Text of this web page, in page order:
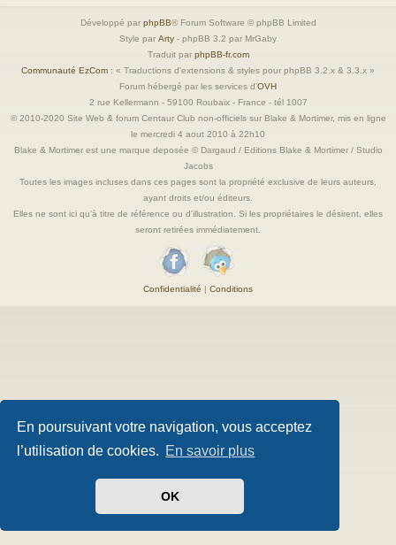
En poursuivant votre navigation, vous acceptez
l’utilisation de cookies. En savoir plus
OK
Développé par phpBB® Forum Software © phpBB Limited
Style par Arty - phpBB 3.2 par MrGaby
Traduit par phpBB-fr.com
Communauté EzCom : « Traductions d'extensions & styles pour phpBB 3.2.x & 3.3.x »
Forum hébergé par les services d’OVH
2 rue Kellermann - 59100 Roubaix - France - tél 1007
© 2010-2020 Site Web & forum Centaur Club non-officiels sur Blake & Mortimer, mis en ligne
le mercredi 4 aout 2010 à 22h10
Blake & Mortimer est une marque deposée © Dargaud / Editions Blake & Mortimer / Studio
Jacobs
Toutes les images incluses dans ces pages sont la propriété exclusive de leurs auteurs,
ayant droits et/ou éditeurs.
Elles ne sont ici qu'à titre de référence ou d'illustration. Si les propriétaires le désirent, elles
seront retirées immédiatement.
Confidentialité | Conditions